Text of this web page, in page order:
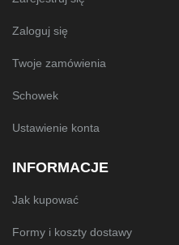
Zaloguj się
Twoje zamówienia
Schowek
Ustawienie konta
INFORMACJE
Jak kupować
Formy i koszty dostawy